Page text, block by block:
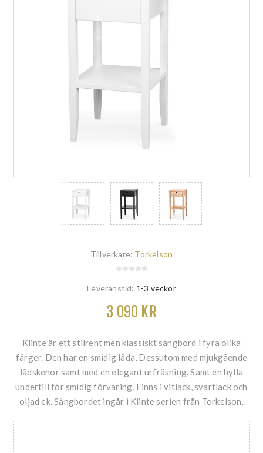
Tillverkare: Torkelson
Leveranstid: 1-3 veckor
3 090 KR
Klinte är ett stilrent men klassiskt sängbord i fyra olika
färger. Den har en smidig låda, Dessutom med mjukgående
lådskenor samt med en elegant urfräsning. Samt en hylla
undertill för smidig förvaring. Finns i vitlack, svartlack och
oljad ek. Sängbordet ingår i Klinte serien från Torkelson.